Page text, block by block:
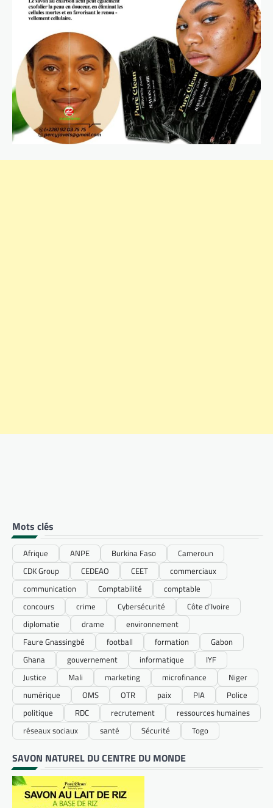
Mots clés
Afrique ANPE Burkina Faso
Cameroun
CDK Group
CEDEAO CEET
commerciaux
communication
Comptabilité
comptable
concours
crime Cybersécurité
Côte d’Ivoire
diplomatie
drame
environnement
Faure Gnassingbé
football formation
Gabon
Ghana
gouvernement informatique
IYF
Justice
Mali marketing microfinance
Niger
numérique
OMS OTR paix PIA
Police
politique
RDC recrutement
ressources humaines
réseaux sociaux
santé Sécurité Togo
SAVON NATUREL DU CENTRE DU MONDE